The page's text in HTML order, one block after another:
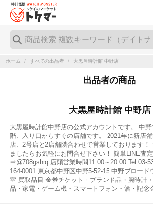
ホーム / すべての出品者 / 大黒屋時計館 中野店
出品者の商品
大黒屋時計館 中野店
大黒屋時計館中野店の公式アカウントです。 中
階、入り口からすぐの店舗です。 2021年に新店
店、2号店と2店舗隣合わせで営業しております！
ましたらお気軽にお問合せ下さい！ 簡単LINE査
⇒@708gshrq 店頭営業時間11:00～20:00 Tel 03-
164-0001 東京都中野区中野5-52-15 中野ブロード
室 買取品目 金券チケット・ブランド品・腕時計
品・家電・ゲーム機・スマートフォン・酒・記念